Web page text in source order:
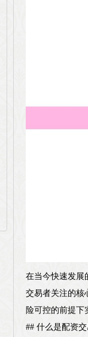
在当今快速发展
交易者关注的核
险可控的前提下
## 什么是配资交